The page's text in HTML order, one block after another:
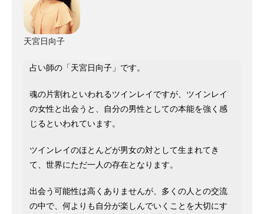
天宮日向子
占い師の「天宮日向子」です。
魂の片割れといわれるツインレイですが、ツインレイ
の女性と出会うと、自分の男性としての本能を強く感
じるといわれています。
ツインレイのほとんどが男女の対として生まれてき
て、世界にただ一人の存在となります。
出会う可能性は高くありませんが、多くの人との交流
の中で、何よりも自分が楽しんでいくことを大切にす